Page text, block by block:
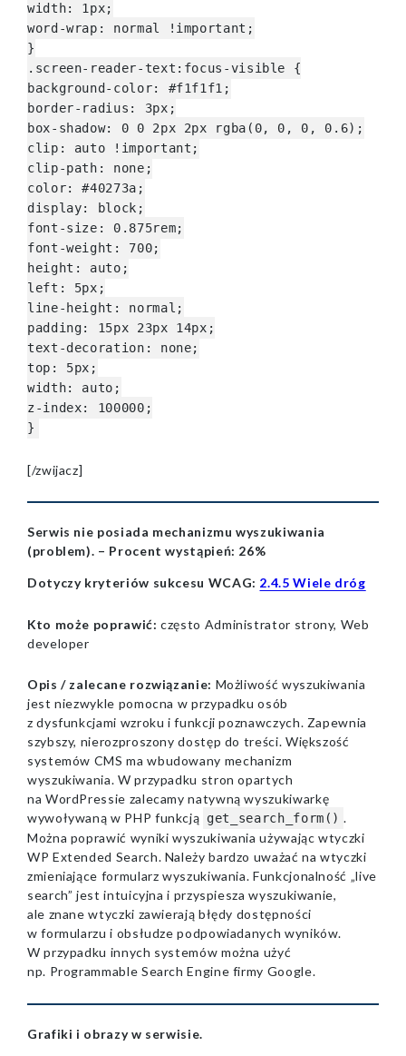
width: 1px;
word-wrap: normal !important;
}
.screen-reader-text:focus-visible {
background-color: #f1f1f1;
border-radius: 3px;
box-shadow: 0 0 2px 2px rgba(0, 0, 0, 0.6);
clip: auto !important;
clip-path: none;
color: #40273a;
display: block;
font-size: 0.875rem;
font-weight: 700;
height: auto;
left: 5px;
line-height: normal;
padding: 15px 23px 14px;
text-decoration: none;
top: 5px;
width: auto;
z-index: 100000;
}
[/zwijacz]
Serwis nie posiada mechanizmu wyszukiwania
(problem). – Procent wystąpień: 26%
Dotyczy kryteriów sukcesu WCAG: 2.4.5 Wiele dróg
Kto może poprawić: często Administrator strony, Web
developer
Opis / zalecane rozwiązanie: Możliwość wyszukiwania
jest niezwykle pomocna w przypadku osób
z dysfunkcjami wzroku i funkcji poznawczych. Zapewnia
szybszy, nierozproszony dostęp do treści. Większość
systemów CMS ma wbudowany mechanizm
wyszukiwania. W przypadku stron opartych
na WordPressie zalecamy natywną wyszukiwarkę
wywoływaną w PHP funkcją get_search_form() .
Można poprawić wyniki wyszukiwania używając wtyczki
WP Extended Search. Należy bardzo uważać na wtyczki
zmieniające formularz wyszukiwania. Funkcjonalność „live
search” jest intuicyjna i przyspiesza wyszukiwanie,
ale znane wtyczki zawierają błędy dostępności
w formularzu i obsłudze podpowiadanych wyników.
W przypadku innych systemów można użyć
np. Programmable Search Engine firmy Google.
Grafiki i obrazy w serwisie.